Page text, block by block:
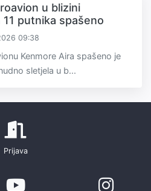
u blizini
putnika spašeno
09:38
Kenmore Aira spašeno je
sletjela u b...
Prijava